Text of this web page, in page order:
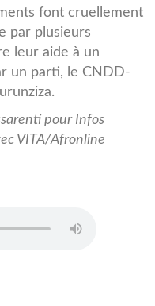
font cruellement
par plusieurs
leur aide à un
un parti, le CNDD-
pour Infos
VITA/Afronline